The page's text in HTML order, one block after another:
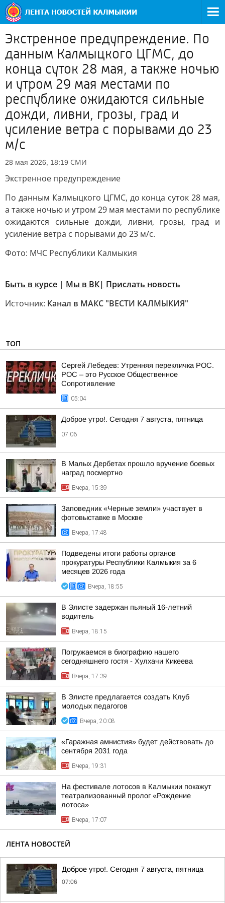
Экстренное предупреждение. По
данным Калмыцкого ЦГМС, до
конца суток 28 мая, а также ночью
и утром 29 мая местами по
республике ожидаются сильные
дожди, ливни, грозы, град и
усиление ветра с порывами до 23
м/с
28 мая 2026, 18:19 СМИ
Экстренное предупреждение
По данным Калмыцкого ЦГМС, до конца суток 28 мая,
а также ночью и утром 29 мая местами по республике
ожидаются сильные дожди, ливни, грозы, град и
усиление ветра с порывами до 23 м/с.
Фото: МЧС Республики Калмыкия
Быть в курсе | Мы в ВК| Прислать новость
Источник: Канал в МАКС "ВЕСТИ КАЛМЫКИЯ"
ТОП
Сергей Лебедев: Утренняя перекличка РОС.
РОС – это Русское Общественное
Сопротивление
05:04
Доброе утро!. Сегодня 7 августа, пятница
07:06
В Малых Дербетах прошло вручение боевых
наград посмертно
Вчера, 15:39
Заповедник «Черные земли» участвует в
фотовыставке в Москве
Вчера, 17:48
Подведены итоги работы органов
прокуратуры Республики Калмыкия за 6
месяцев 2026 года
Вчера, 18:55
В Элисте задержан пьяный 16-летний
водитель
Вчера, 18:15
Погружаемся в биографию нашего
сегодняшнего гостя - Хулхачи Кикеева
Вчера, 17:39
В Элисте предлагается создать Клуб
молодых педагогов
Вчера, 20:08
«Гаражная амнистия» будет действовать до
сентября 2031 года
Вчера, 19:31
На фестивале лотосов в Калмыкии покажут
театрализованный пролог «Рождение
лотоса»
Вчера, 17:07
ЛЕНТА НОВОСТЕЙ
Доброе утро!. Сегодня 7 августа, пятница
07:06